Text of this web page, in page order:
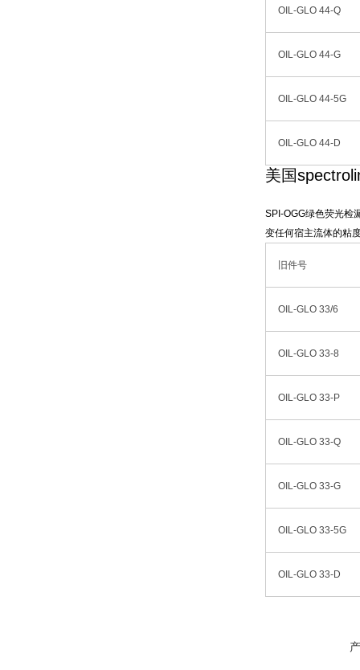
OIL-GLO 44-Q
OIL-GLO 44-G
OIL-GLO 44-5G
OIL-GLO 44-D
美国
SPI-OGG绿色荧光检
变任何宿主流体的粘
旧件号
OIL-GLO 33/6
OIL-GLO 33-8
OIL-GLO 33-P
OIL-GLO 33-Q
OIL-GLO 33-G
OIL-GLO 33-5G
OIL-GLO 33-D